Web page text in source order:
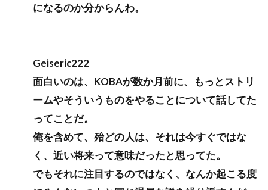
になるのか分からんわ。
Geiseric222
面白いのは、KOBAが数か月前に、もっとストリ
ームやそういうものをやることについて話してた
ってことだ。
俺を含めて、殆どの人は、それは今すぐではな
く、近い将来って意味だったと思ってた。
でもそれに注目するのではなく、なんか起こる度